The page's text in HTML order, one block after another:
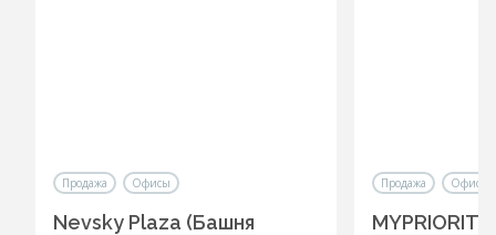
Продажа Офисы
Nevsky Plaza (Башня
Продажа Офисы